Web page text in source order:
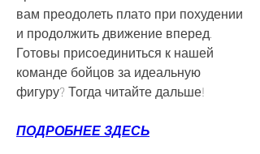
вам преодолеть плато при похудении
и продолжить движение вперед.
Готовы присоединиться к нашей
команде бойцов за идеальную
фигуру? Тогда читайте дальше!
ПОДРОБНЕЕ ЗДЕСЬ